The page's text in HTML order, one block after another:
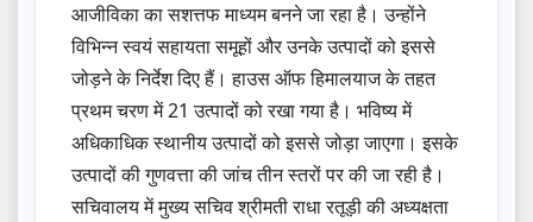
आजीविका का सशत्तफ माध्यम बनने जा रहा है। उन्होंने
विभिन्न स्वयं सहायता समूहों और उनके उत्पादों को इससे
जोड़ने के निर्देश दिए हैं। हाउस ऑफ हिमालयाज के तहत
प्रथम चरण में 21 उत्पादों को रखा गया है। भविष्य में
अधिकाधिक स्थानीय उत्पादों को इससे जोड़ा जाएगा। इसके
उत्पादों की गुणवत्ता की जांच तीन स्तरों पर की जा रही है।
सचिवालय में मुख्य सचिव श्रीमती राधा रतूड़ी की अध्यक्षता